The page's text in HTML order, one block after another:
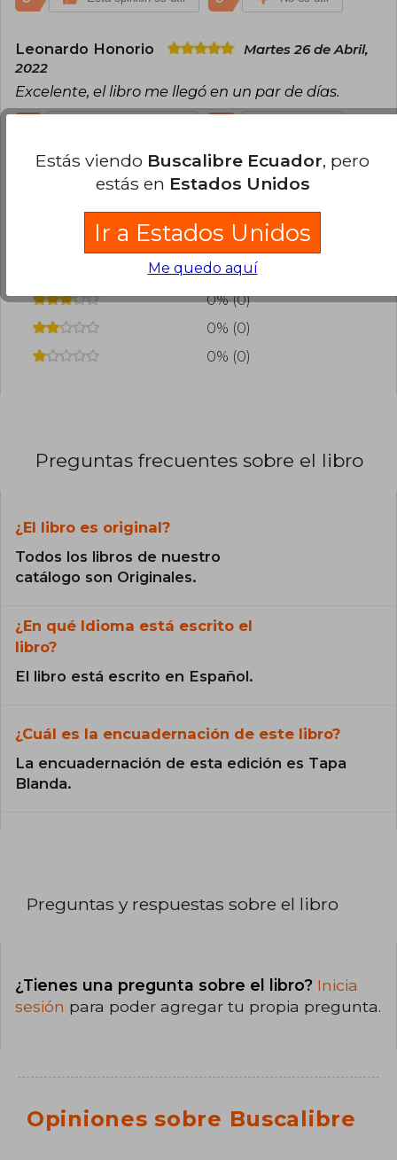
Leonardo Honorio
Martes 26 de Abril,
2022
Excelente, el libro me llegó en un par de días.
¿Leíste este libro? Inicia sesión para poder
agregar tu propia evaluación.
100% (3)
0% (0)
0% (0)
0% (0)
0% (0)
Preguntas frecuentes sobre el libro
¿El libro es original?
Todos los libros de nuestro
catálogo son Originales.
¿En qué Idioma está escrito el
libro?
El libro está escrito en Español.
¿Cuál es la encuadernación de este libro?
La encuadernación de esta edición es Tapa
Blanda.
Preguntas y respuestas sobre el libro
¿Tienes una pregunta sobre el libro? Inicia
sesión para poder agregar tu propia pregunta.
Opiniones sobre Buscalibre
Estás viendo Buscalibre Ecuador, pero
estás en Estados Unidos
Ir a Estados Unidos
Me quedo aquí